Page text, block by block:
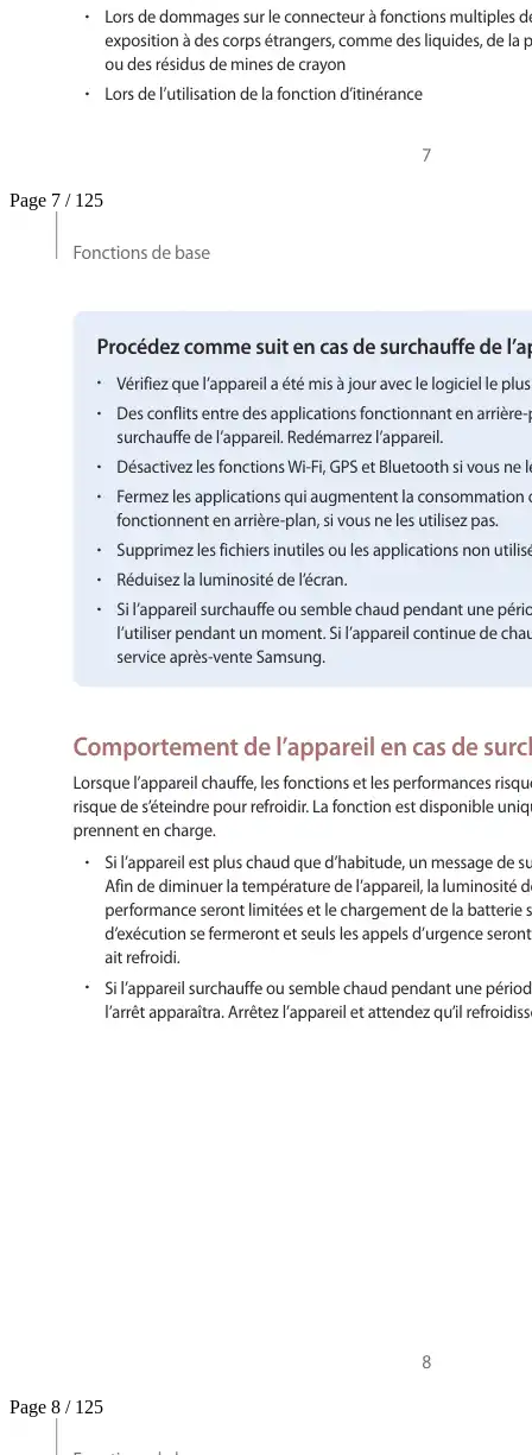
Page 7 / 125
Page 8 / 125